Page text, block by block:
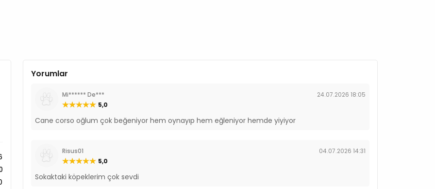
Yorumlar
Mi****** De***
24.07.2026 18:05
5,0
Cane corso oğlum çok beğeniyor hem oynayıp hem eğleniyor hemde yiyiyor
Risus01
04.07.2026 14:31
5,0
Sokaktaki köpeklerim çok sevdi